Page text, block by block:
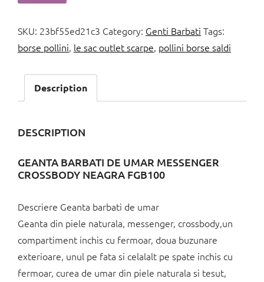
SKU: 23bf55ed21c3 Category: Genti Barbati Tags:
borse pollini, le sac outlet scarpe, pollini borse saldi
Description
DESCRIPTION
GEANTA BARBATI DE UMAR MESSENGER
CROSSBODY NEAGRA FGB100
Descriere Geanta barbati de umar
Geanta din piele naturala, messenger, crossbody,un
compartiment inchis cu fermoar, doua buzunare
exterioare, unul pe fata si celalalt pe spate inchis cu
fermoar, curea de umar din piele naturala si tesut,